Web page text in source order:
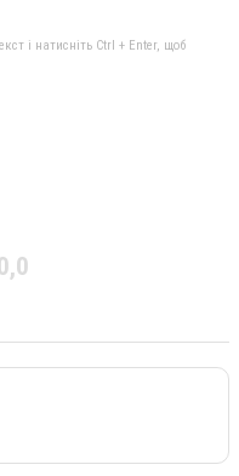
і натисніть Ctrl + Enter, щоб